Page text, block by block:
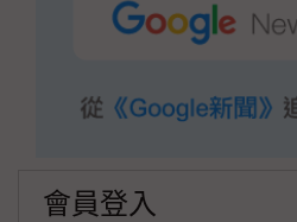
會員登入